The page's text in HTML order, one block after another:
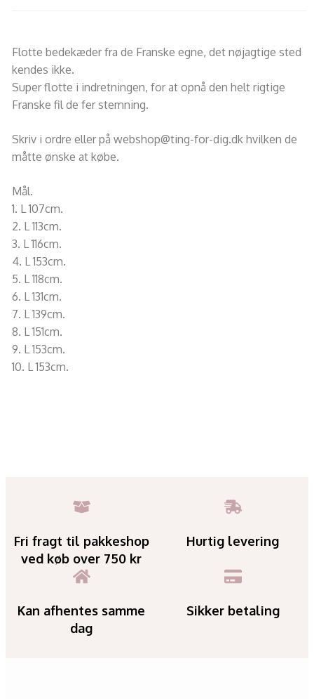
Flotte bedekæder fra de Franske egne, det nøjagtige sted
kendes ikke.
Super flotte i indretningen, for at opnå den helt rigtige
Franske fil de fer stemning.
Skriv i ordre eller på webshop@ting-for-dig.dk hvilken de
måtte ønske at købe.
Mål.
1. L 107cm.
2. L 113cm.
3. L 116cm.
4. L 153cm.
5. L 118cm.
6. L 131cm.
7. L 139cm.
8. L 151cm.
9. L 153cm.
10. L 153cm.
Fri fragt til pakkeshop
ved køb over 750 kr
Hurtig levering
Kan afhentes samme
dag
Sikker betaling